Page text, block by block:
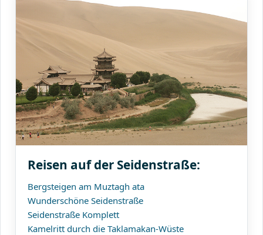
Reisen auf der Seidenstraße:
Bergsteigen am Muztagh ata
Wunderschöne Seidenstraße
Seidenstraße Komplett
Kamelritt durch die Taklamakan-Wüste